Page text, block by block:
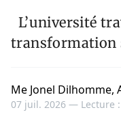
L’université
transformation
Me Jonel Dilhomme,
07 juil. 2026 — Lecture